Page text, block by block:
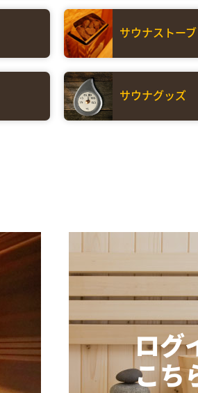
サウナストーブ
サウナグッズ
ログ
こち